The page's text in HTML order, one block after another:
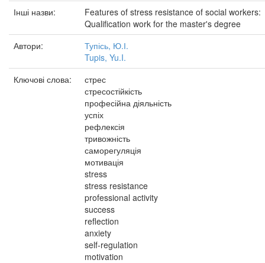
Інші назви:
Features of stress resistance of social workers:
Qualification work for the master's degree
Автори:
Тупісь, Ю.І.
Tupis, Yu.I.
Ключові слова:
стрес
стресостійкість
професійна діяльність
успіх
рефлексія
тривожність
саморегуляція
мотивація
stress
stress resistance
professional activity
success
reflection
anxiety
self-regulation
motivation